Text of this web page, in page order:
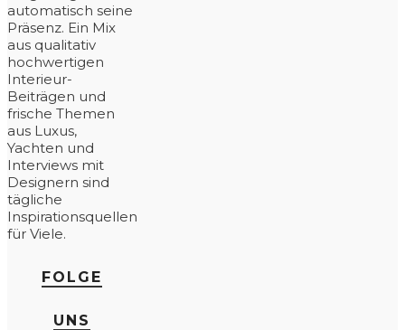
automatisch seine
Präsenz. Ein Mix
aus qualitativ
hochwertigen
Interieur-
Beiträgen und
frische Themen
aus Luxus,
Yachten und
Interviews mit
Designern sind
tägliche
Inspirationsquellen
für Viele.
FOLGE
UNS